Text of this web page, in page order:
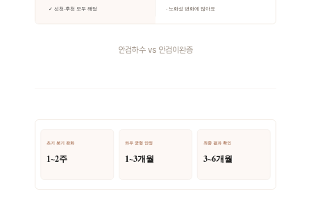
안검하수 vs 안검이완증